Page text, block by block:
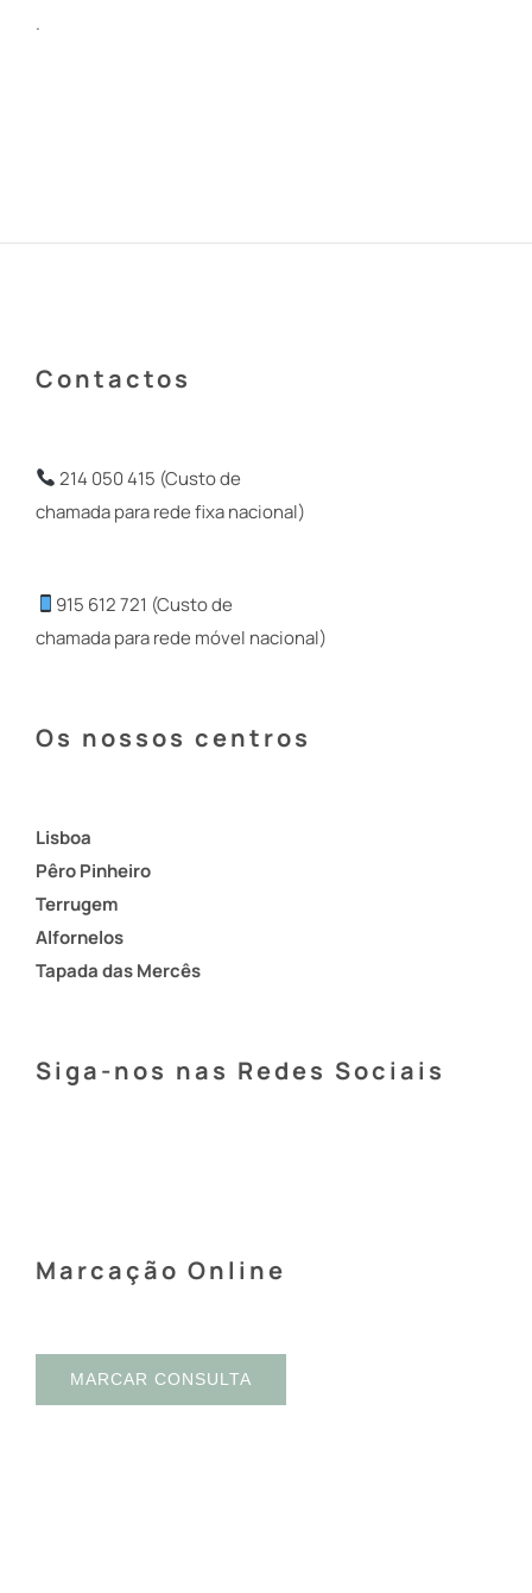
.
Contactos
214 050 415 (Custo de
chamada para rede fixa nacional)
915 612 721 (Custo de
chamada para rede móvel nacional)
Os nossos centros
Lisboa
Pêro Pinheiro
Terrugem
Alfornelos
Tapada das Mercês
Siga-nos nas Redes Sociais
Marcação Online
MARCAR CONSULTA